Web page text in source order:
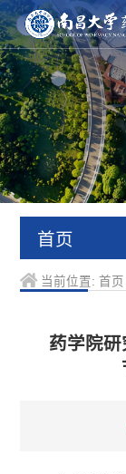
首页
当前位置: 首页
药学院